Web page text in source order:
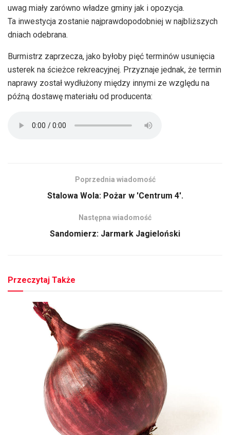
uwag miały zarówno władze gminy jak i opozycja.
Ta inwestycja zostanie najprawdopodobniej w najbliższych
dniach odebrana.
Burmistrz zaprzecza, jako byłoby pięć terminów usunięcia
usterek na ścieżce rekreacyjnej. Przyznaje jednak, że termin
naprawy został wydłużony między innymi ze względu na
późną dostawę materiału od producenta:
Poprzednia wiadomość
Stalowa Wola: Pożar w 'Centrum 4'.
Następna wiadomość
Sandomierz: Jarmark Jagieloński
Przeczytaj Także